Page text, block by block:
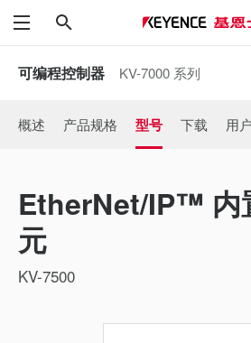
菜单
可编程控制器 KV-7000 系列
概述 产品规格 型号 下载 用
EtherNet/IP™ 内
元
KV-7500